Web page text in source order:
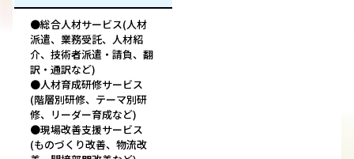
●総合人材サービス(人材
派遣、業務受託、人材紹
介、技術者派遣・請負、翻
訳・通訳など)
●人材育成研修サービス
(階層別研修、テーマ別研
修、リーダー育成など)
●現場改善支援サービス
(ものづくり改善、物流改